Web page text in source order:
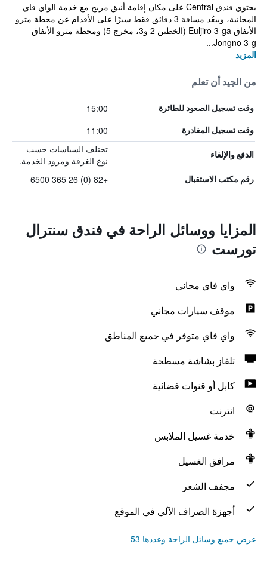
يحتوي فندق Central على مكان إقامة أنيق مريح مع خدمة الواي فاي
المجانية، ويبعُد مسافة 3 دقائق فقط سيرًا على الأقدام عن محطة مترو
الأنفاق Euljiro 3-ga (الخطين 2 و3، مخرج 5) ومحطة مترو الأنفاق
Jongno 3-g...
المزيد
من الجيد أن تعلم
وقت تسجيل الصعود للطائرة 15:00
وقت تسجيل المغادرة 11:00
الدفع والإلغاء
تختلف السياسات حسب
نوع الغرفة ومزود الخدمة.
رقم مكتب الاستقبال +82 (0) 26 365 6500
المزايا ووسائل الراحة في فندق سنترال
تورست
واي فاي مجاني
موقف سيارات مجاني
واي فاي متوفر في جميع المناطق
تلفاز بشاشة مسطحة
كابل أو قنوات فضائية
انترنت
خدمة غسيل الملابس
مرافق الغسيل
مجفف الشعر
أجهزة الصراف الآلي في الموقع
عرض جميع وسائل الراحة وعددها 53